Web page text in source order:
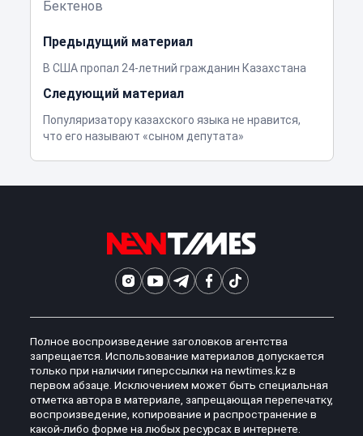
Бектенов
Предыдущий материал
В США пропал 24-летний гражданин Казахстана
Следующий материал
Популяризатору казахского языка не нравится,
что его называют «сыном депутата»
Полное воспроизведение заголовков агентства
запрещается. Использование материалов допускается
только при наличии гиперссылки на newtimes.kz в
первом абзаце. Исключением может быть специальная
отметка автора в материале, запрещающая перепечатку,
воспроизведение, копирование и распространение в
какой-либо форме на любых ресурсах в интернете.